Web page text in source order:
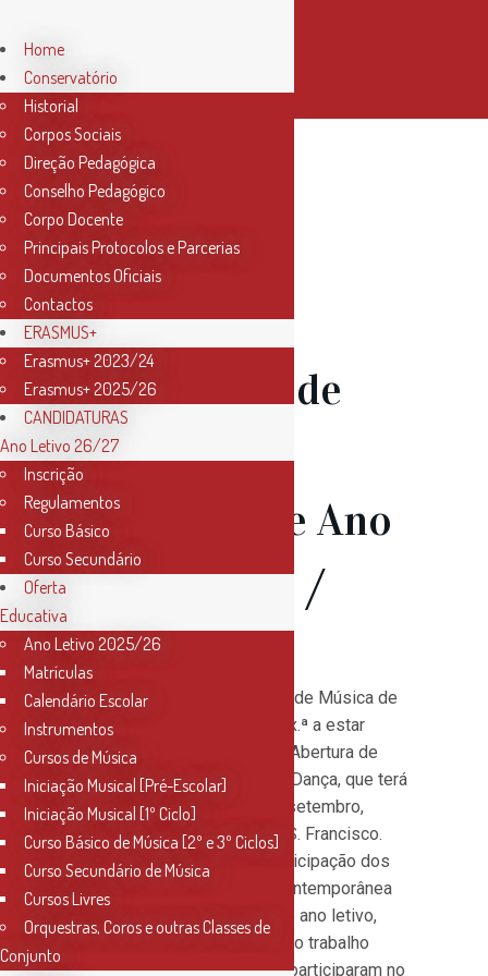
22 Set
Espetáculo de
Dança –
Abertura de Ano
Letivo 2019 /
2020
A Direção do Conservatório de Música de
Santarém vem convidar V. Ex.ª a estar
presente no Espetáculo de Abertura de
Ano Letivo das Classes de Dança, que terá
lugar no próximo dia 22 de setembro,
pelas 17h, no Convento de S. Francisco.
O evento contará com a participação dos
alunos de Ballet e Dança Contemporânea
que frequentaram o transato ano letivo,
onde se inclui uma mostra do trabalho
realizado pelas alunas que participaram no
Home
Conservatório
Historial
Corpos Sociais
Direção Pedagógica
Conselho Pedagógico
Corpo Docente
Principais Protocolos e Parcerias
Documentos Oficiais
Contactos
ERASMUS+
Erasmus+ 2023/24
Erasmus+ 2025/26
CANDIDATURAS
Ano Letivo 26/27
Inscrição
Regulamentos
Curso Básico
Curso Secundário
Oferta
Educativa
Ano Letivo 2025/26
Matrículas
Calendário Escolar
Instrumentos
Cursos de Música
Iniciação Musical [Pré-Escolar]
Iniciação Musical [1º Ciclo]
Curso Básico de Música [2º e 3º Ciclos]
Curso Secundário de Música
Cursos Livres
Orquestras, Coros e outras Classes de
Conjunto